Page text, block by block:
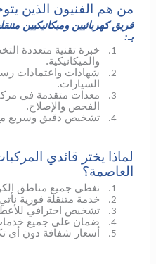
من هم الفنيون الذين
فريق كهربائيين وميكانيكيين
بـ:
1.
خبرة تقنية متعددة
والميكانيكية.
2.
شهادات واعتمادات
السيارات.
3.
معدات متقدمة في
الفحص والإصلاح.
4. تشخيص دقيق وسريع
لماذا يختر قائدي
العاصمة؟
1. نغطي جميع مناطق
2. خدمة متنقلة فورية
3. تشخيص احترافي
4. ضمان على جميع خدمات
5. أسعار شفافة دون أي